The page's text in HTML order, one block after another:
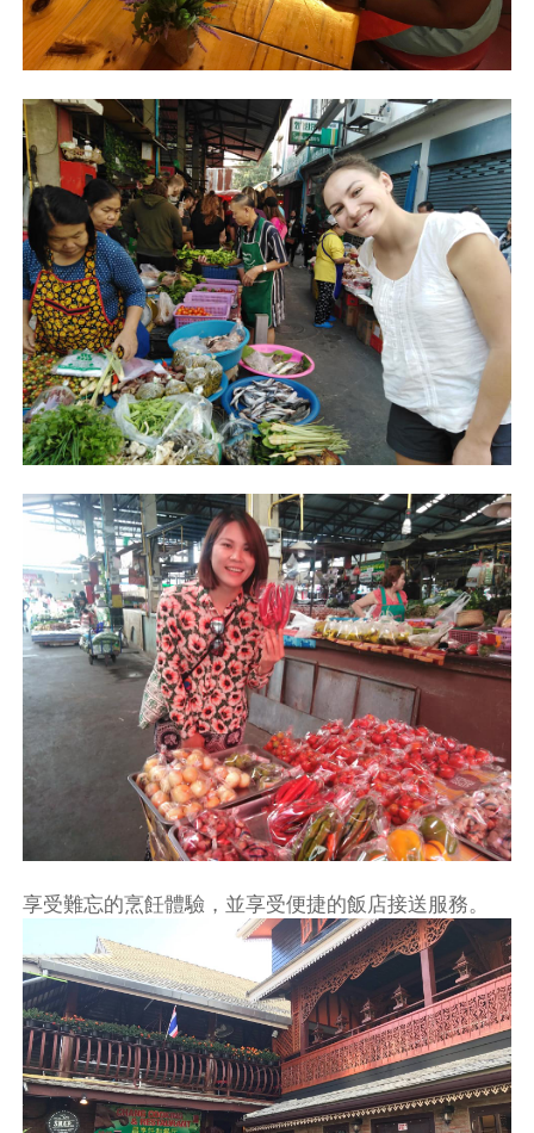
享受難忘的烹飪體驗，並享受便捷的飯店接送服務。